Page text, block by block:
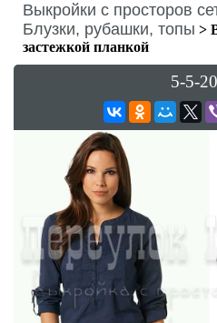
Выкройки с просторов
Блузки, рубашки, топы >
застежкой планкой
5-5-